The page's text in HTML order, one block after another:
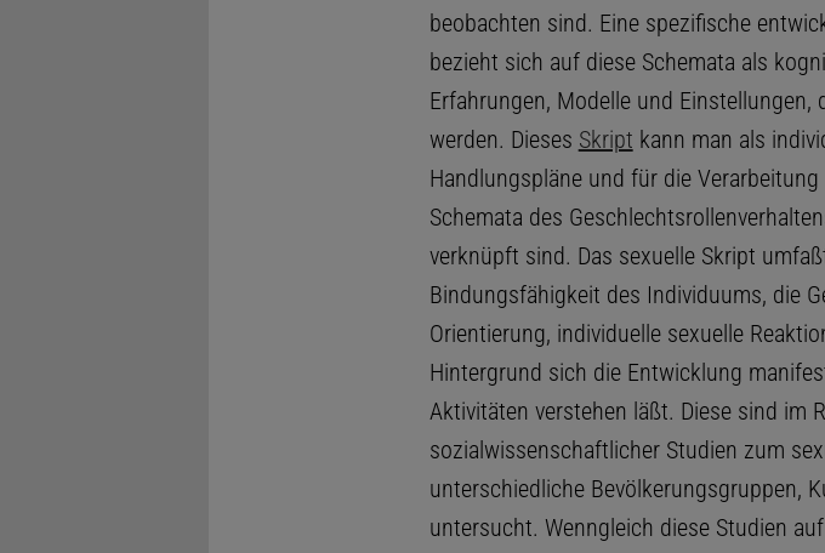
beobachten sind. Eine spezifische
bezieht sich auf diese Schemata als
Erfahrungen, Modelle und Einstellungen,
werden. Dieses Skript kann man als
Handlungspläne und für die
Schemata des
verknüpft sind. Das sexuelle Skript
Bindungsfähigkeit des Individuums, die
Orientierung, individuelle sexuelle
Hintergrund sich die Entwicklung
Aktivitäten verstehen läßt. Diese sind im
sozialwissenschaftlicher Studien zum
unterschiedliche Bevölkerungsgruppen,
untersucht. Wenngleich diese Studien